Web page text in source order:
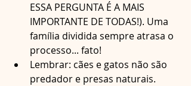
ESSA PERGUNTA É A MAIS
IMPORTANTE DE TODAS!). Uma
família dividida sempre atrasa o
processo... fato!
Lembrar: cães e gatos não são
predador e presas naturais.